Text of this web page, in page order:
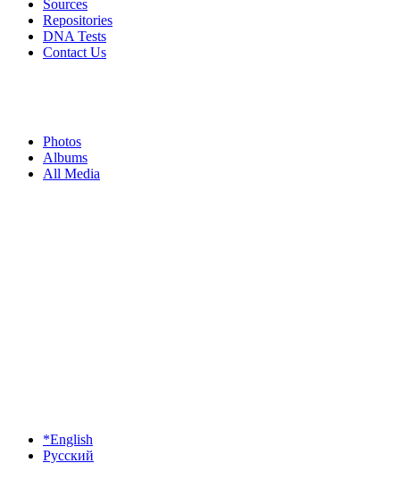
Photos
Albums
All Media
Sources
Repositories
DNA Tests
Contact Us
*English
Русский